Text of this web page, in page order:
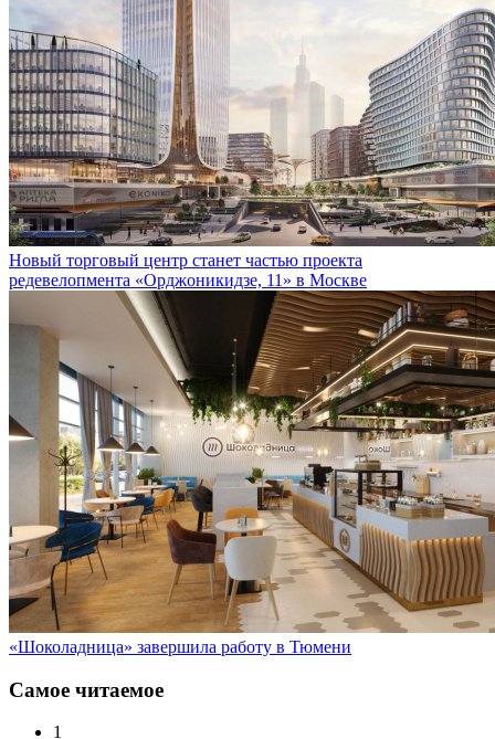
Новый торговый центр станет частью проекта
редевелопмента «Орджоникидзе, 11» в Москве